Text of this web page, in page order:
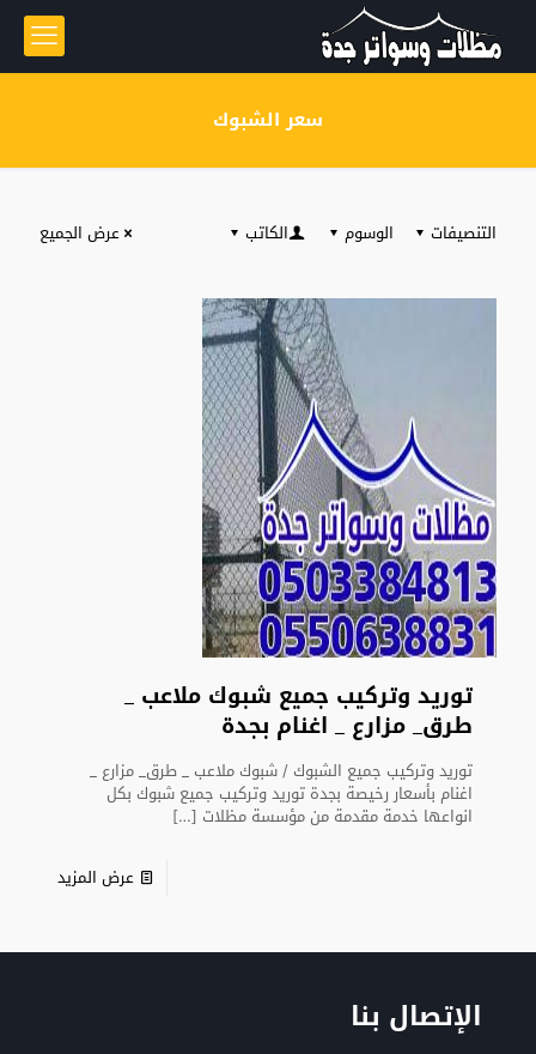
سعر الشبوك
التنصيفات الوسوم الكاتب عرض الجميع
توريد وتركيب جميع شبوك ملاعب _
طرق_ مزارع _ اغنام بجدة
توريد وتركيب جميع الشبوك / شبوك ملاعب _ طرق_ مزارع _
اغنام بأسعار رخيصة بجدة توريد وتركيب جميع شبوك بكل
انواعها خدمة مقدمة من مؤسسة مظلات […]
عرض المزيد
الإتصال بنا